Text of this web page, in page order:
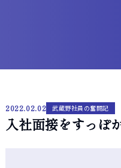
2022.02.02 武蔵野社員の奮闘記
入社面接をすっぽ